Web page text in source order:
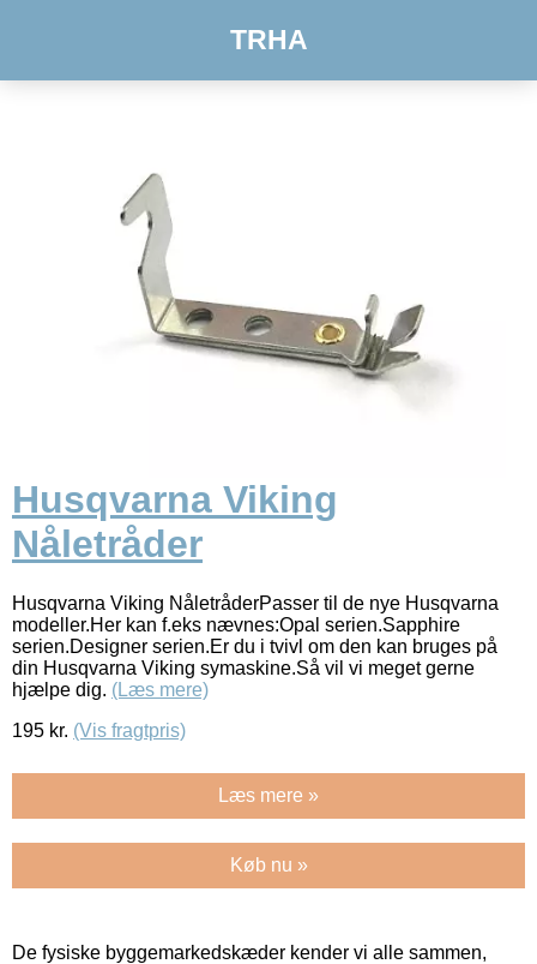
TRHA
Husqvarna Viking
Nåletråder
Husqvarna Viking NåletråderPasser til de nye Husqvarna
modeller.Her kan f.eks nævnes:Opal serien.Sapphire
serien.Designer serien.Er du i tvivl om den kan bruges på
din Husqvarna Viking symaskine.Så vil vi meget gerne
hjælpe dig. (Læs mere)
195 kr. (Vis fragtpris)
Læs mere »
Køb nu »
De fysiske byggemarkedskæder kender vi alle sammen,